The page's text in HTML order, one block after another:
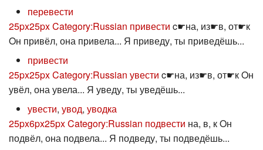
перевести
25px25pxCategory:Russian привести c☛на, из☛в, от☛к
Oн привёл, она привела... Я приведу, ты приведёшь...
привести
25px25pxCategory:Russian увести c☛на, из☛в, от☛к Oн
увёл, она увела... Я уведу, ты уведёшь...
увести, увод, уводка
25px6px25pxCategory:Russian подвести на, в, к Oн
подвёл, она подвела... Я подведу, ты подведёшь...